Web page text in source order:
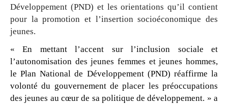
Développement (PND) et les orientations qu’il contient
pour la promotion et l’insertion socioéconomique des
jeunes.
« En mettant l’accent sur l’inclusion sociale et
l’autonomisation des jeunes femmes et jeunes hommes,
le Plan National de Développement (PND) réaffirme la
volonté du gouvernement de placer les préoccupations
des jeunes au cœur de sa politique de développement. » a